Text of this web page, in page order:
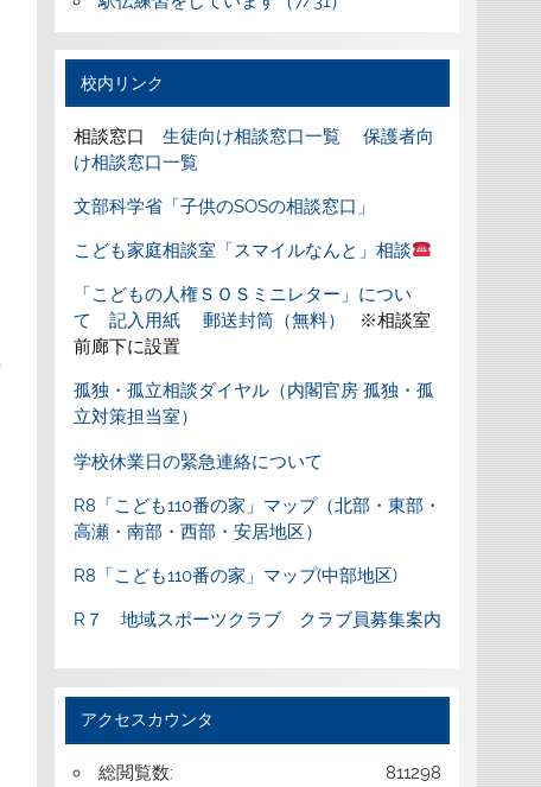
校内リンク
相談窓口 生徒向け相談窓口一覧
保護者向
け相談窓口一覧
文部科学省「子供のSOSの相談窓口」
こども家庭相談室「スマイルなんと」相談
「こどもの人権ＳＯＳミニレター」につい
て
記入用紙 郵送封筒（無料）
※相談室
前廊下に設置
孤独・孤立相談ダイヤル（内閣官房 孤独・孤
立対策担当室）
学校休業日の緊急連絡について
R8「こども110番の家」マップ（北部・東部・
高瀬・南部・西部・安居地区）
R8「こども110番の家」マップ(中部地区)
R７ 地域スポーツクラブ クラブ員募集案内
アクセスカウンタ
811298
総閲覧数: